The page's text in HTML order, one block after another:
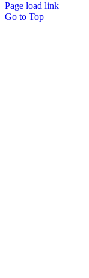
Page load link
Go to Top